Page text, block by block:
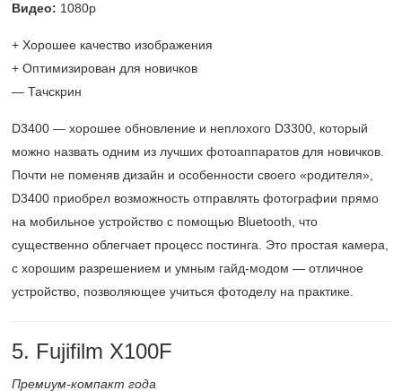
Видео: 1080p
+ Хорошее качество изображения
+ Оптимизирован для новичков
— Тачскрин
D3400 — хорошее обновление и неплохого D3300, который
можно назвать одним из лучших фотоаппаратов для новичков.
Почти не поменяв дизайн и особенности своего «родителя»,
D3400 приобрел возможность отправлять фотографии прямо
на мобильное устройство с помощью Bluetooth, что
существенно облегчает процесс постинга. Это простая камера,
с хорошим разрешением и умным гайд-модом — отличное
устройство, позволяющее учиться фотоделу на практике.
5. Fujifilm X100F
Премиум-компакт года